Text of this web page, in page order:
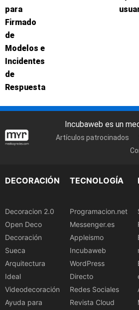
para
Firmado
de
Modelos e
Incidentes
de
Respuesta
Incubaweb es un
Artículos patrocinados
DECORACIÓN
Decoracion 2.0
Open Deco
Decoración
Sueca
Arquitectura
Ideal
Videodecoración
Ayuda para
TECNOLOGÍA
Programacion.net
Messenger.es
Appleismo
Incubaweb
WordPress
Directo
Redes Sociales
Revista Cloud